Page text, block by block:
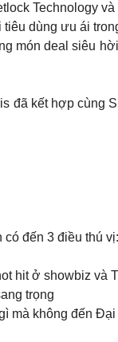
Technology
dùng ưu ái
món deal siêu
đã kết hợp
có đến 3 điều thú vị:
hit ở showbiz và
trọng
không đến